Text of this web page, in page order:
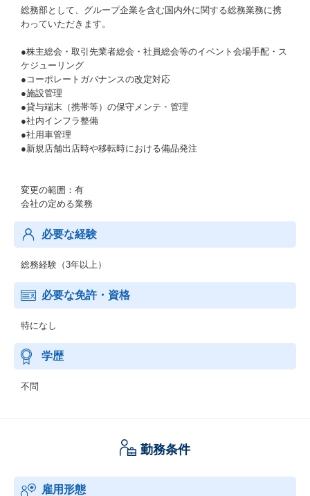
総務部として、グループ企業を含む国内外に関する総務業務に携
わっていただきます。
●株主総会・取引先業者総会・社員総会等のイベント会場手配・ス
ケジューリング
●コーポレートガバナンスの改定対応
●施設管理
●貸与端末（携帯等）の保守メンテ・管理
●社内インフラ整備
●社用車管理
●新規店舗出店時や移転時における備品発注
変更の範囲：有
会社の定める業務
必要な経験
総務経験（3年以上）
必要な免許・資格
特になし
学歴
不問
勤務条件
雇用形態